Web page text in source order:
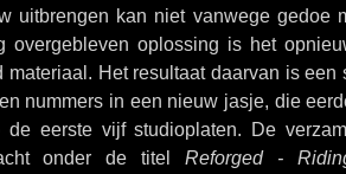
uitbrengen kan niet vanwege gedoe
overgebleven oplossing is het
materiaal. Het resultaat daarvan is een
nummers in een nieuw jasje, die
de eerste vijf studioplaten. De
onder de titel Reforged -